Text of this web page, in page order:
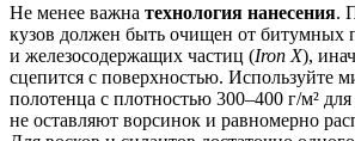
Не менее важна технология нанесения.
кузов должен быть очищен от битумных
и железосодержащих частиц (Iron X),
сцепится с поверхностью. Используйте
полотенца с плотностью 300–400 г/м²
не оставляют ворсинок и равномерно